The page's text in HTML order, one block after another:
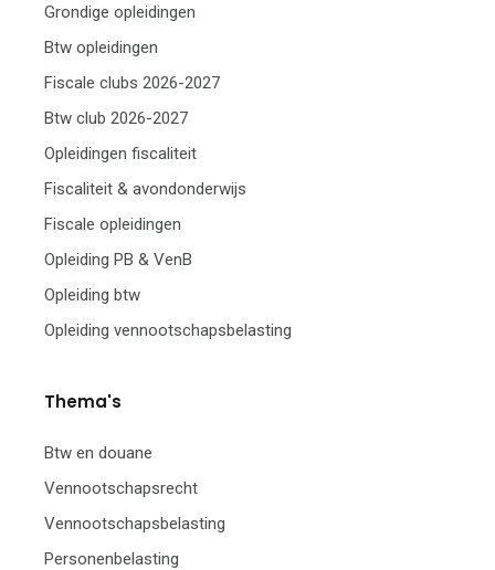
Grondige opleidingen
Btw opleidingen
Fiscale clubs 2026-2027
Btw club 2026-2027
Opleidingen fiscaliteit
Fiscaliteit & avondonderwijs
Fiscale opleidingen
Opleiding PB & VenB
Opleiding btw
Opleiding vennootschapsbelasting
Thema's
Btw en douane
Vennootschapsrecht
Vennootschapsbelasting
Personenbelasting